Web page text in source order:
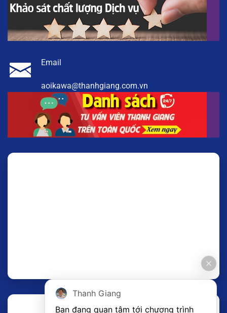
Email
aoikawa@thanhgiang.com.vn
Thanh Giang
Bạn đang quan tâm tới chương trình